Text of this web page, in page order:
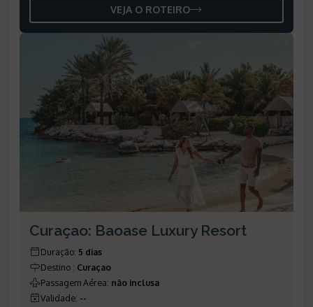
VEJA O ROTEIRO
Curaçao: Baoase Luxury Resort
Duração: 5 dias
Destino : Curaçao
Passagem Aérea: não inclusa
Validade: --